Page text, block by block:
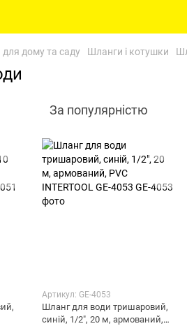
для дому та саду Шланги і котушки
За популярністю
Артикул: GE-4053
Шланг для води тришаровий,
синій, 1/2", 20 м, армований,